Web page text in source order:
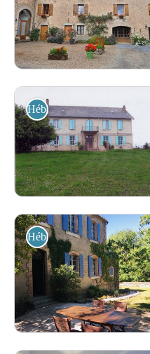
Hébergement
Hébergement